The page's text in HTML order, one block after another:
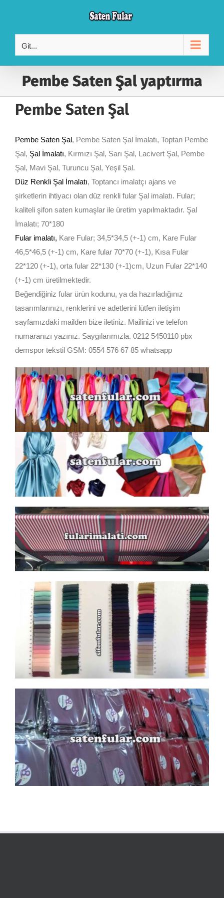
content
Git...
Pembe Saten Şal yaptırma
Pembe Saten Şal
Pembe Saten Şal, Pembe Saten Şal İmalatı, Toptan Pembe
Şal, Şal İmalatı, Kırmızı Şal, Sarı Şal, Lacivert Şal, Pembe
Şal, Mavi Şal, Turuncu Şal, Yeşil Şal.
Düz Renkli Şal İmalatı, Toptancı imalatçı ajans ve
şirketlerin ihtiyacı olan düz renkli fular Şal imalatı. Fular;
kaliteli şifon saten kumaşlar ile üretim yapılmaktadır. Şal
İmalatı; 70*180
Fular imalatı, Kare Fular; 34,5*34,5 (+-1) cm, Kare Fular
46,5*46,5 (+-1) cm, Kare fular 70*70 (+-1), Kısa Fular
22*120 (+-1), orta fular 22*130 (+-1)cm, Uzun Fular 22*140
(+-1) cm üretilmektedir.
Beğendiğiniz fular ürün kodunu, ya da hazırladığınız
tasarımlarınızı, renklerini ve adetlerini lütfen iletişim
sayfamızdaki mailden bize iletiniz. Mailinizi ve telefon
numaranızı yazınız. Saygılarımızla. 0212 5450110 pbx
demspor tekstil GSM: 0554 576 67 85 whatsapp